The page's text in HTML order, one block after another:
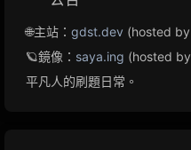
🌐主站： gdst.dev (hosted by
🪐鏡像： saya.ing (hosted by
平凡人的刷題日常。